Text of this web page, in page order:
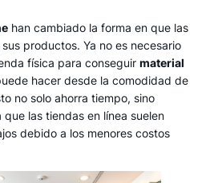
han cambiado la forma en que las
productos. Ya no es necesario
física para conseguir material
hacer desde la comodidad de
no solo ahorra tiempo, sino
las tiendas en línea suelen
debido a los menores costos